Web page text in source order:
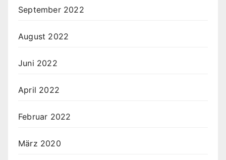
September 2022
August 2022
Juni 2022
April 2022
Februar 2022
März 2020